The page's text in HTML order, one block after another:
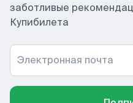
заботливые
Купибилета
Электронная почта